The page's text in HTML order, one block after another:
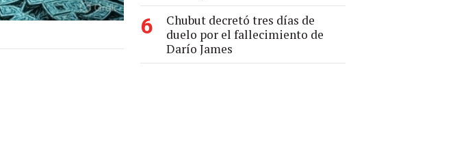
6
Chubut decretó tres días de
duelo por el fallecimiento de
Darío James